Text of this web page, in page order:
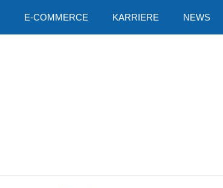
E-COMMERCE KARRIERE NEWS